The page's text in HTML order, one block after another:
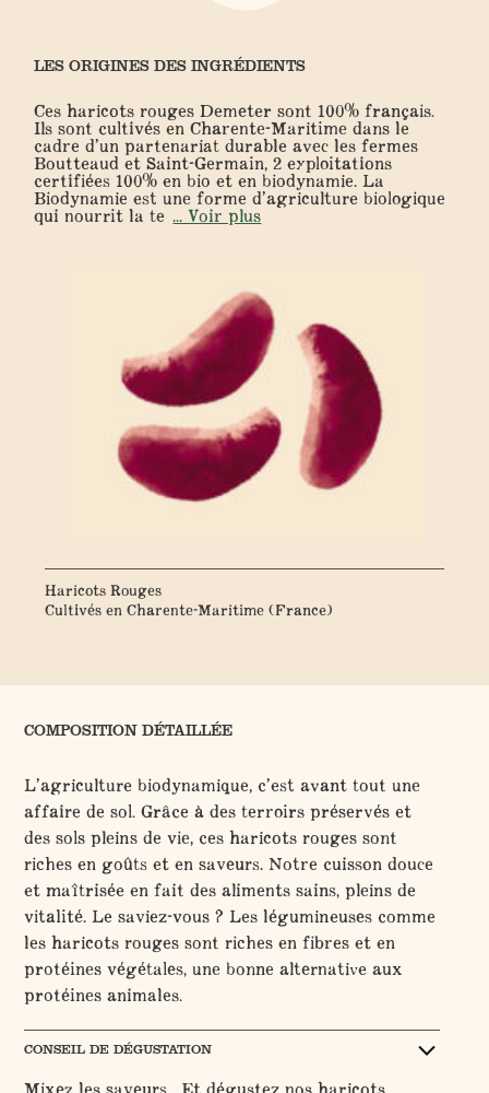
LES ORIGINES DES INGRÉDIENTS
Ces haricots rouges Demeter sont 100% français.
Ils sont cultivés en Charente-Maritime dans le
cadre d’un partenariat durable avec les fermes
Boutteaud et Saint-Germain, 2 exploitations
certifiées 100% en bio et en biodynamie. La
Biodynamie est une forme d’agriculture biologique
qui nourrit la te ... Voir plus
Haricots Rouges
Cultivés en Charente-Maritime (France)
COMPOSITION DÉTAILLÉE
L’agriculture biodynamique, c’est avant tout une
affaire de sol. Grâce à des terroirs préservés et
des sols pleins de vie, ces haricots rouges sont
riches en goûts et en saveurs. Notre cuisson douce
et maîtrisée en fait des aliments sains, pleins de
vitalité. Le saviez-vous ? Les légumineuses comme
les haricots rouges sont riches en fibres et en
protéines végétales, une bonne alternative aux
protéines animales.
CONSEIL DE DÉGUSTATION
Mixez les saveurs… Et dégustez nos haricots